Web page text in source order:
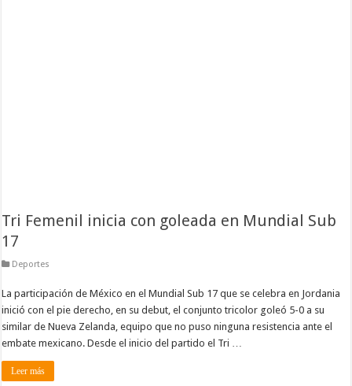
Tri Femenil inicia con goleada en Mundial Sub
17
Deportes
La participación de México en el Mundial Sub 17 que se celebra en Jordania
inició con el pie derecho, en su debut, el conjunto tricolor goleó 5-0 a su
similar de Nueva Zelanda, equipo que no puso ninguna resistencia ante el
embate mexicano. Desde el inicio del partido el Tri …
Leer más